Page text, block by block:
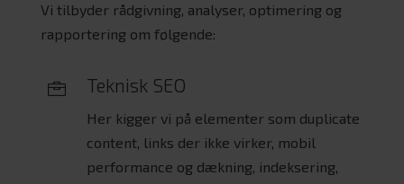
Vi tilbyder rådgivning, analyser, optimering og
rapportering om følgende:
 Teknisk SEO
Her kigger vi på elementer som duplicate
content, links der ikke virker, mobil
performance og dækning, indeksering,